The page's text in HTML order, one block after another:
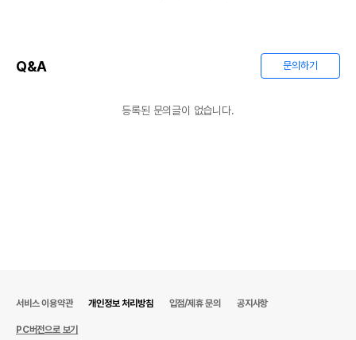
Q&A 문의하기
등록된 문의글이 없습니다.
서비스 이용약관 개인정보 처리방침 입점/제휴 문의 공지사항
PC버전으로 보기